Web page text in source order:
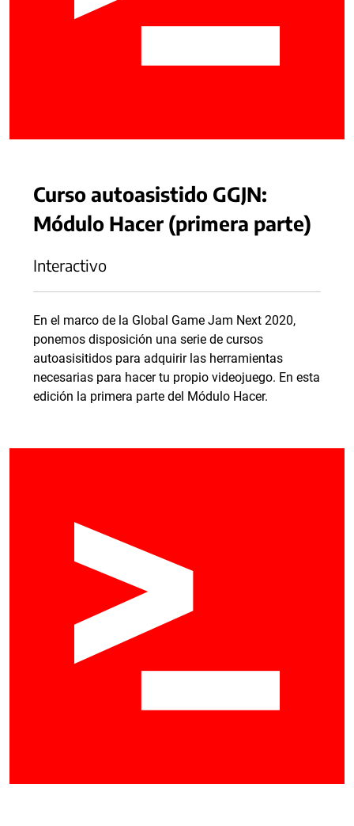
Curso autoasistido GGJN:
Módulo Hacer (primera parte)
Interactivo
En el marco de la Global Game Jam Next 2020,
ponemos disposición una serie de cursos
autoasisitidos para adquirir las herramientas
necesarias para hacer tu propio videojuego. En esta
edición la primera parte del Módulo Hacer.